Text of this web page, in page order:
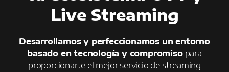
Live Streaming
Desarrollamos y perfeccionamos un entorno
basado en tecnología y compromisopara
proporcionarte el mejor servicio de streaming